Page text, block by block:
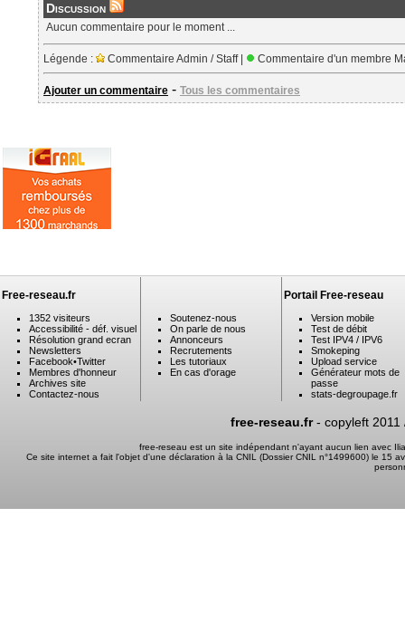
Discussion
Aucun commentaire pour le moment ...
Légende : Commentaire Admin / Staff | Commentaire d'un membre
Ajouter un commentaire - Tous les commentaires
Free-reseau.fr
1352 visiteurs
Accessibilité - déf. visuel
Résolution grand ecran
Newsletters
Facebook•Twitter
Membres d'honneur
Archives site
Contactez-nous
Soutenez-nous
On parle de nous
Annonceurs
Recrutements
Les tutoriaux
En cas d'orage
Portail Free-reseau
Version mobile
Test de débit
Test IPV4 / IPV6
Smokeping
Upload service
Générateur mots de
passe
stats-degroupage.fr
free-reseau.fr- copyleft 2011
free-reseau est un site indépendant n'ayant aucun lien avec
Ce site internet a fait l'objet d'une déclaration à la CNIL (Dossier CNIL n°1499600) le 15